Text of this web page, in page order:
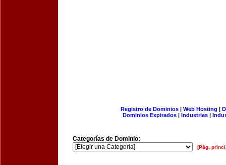
Registro de Dominios| Web Hosting |
Dominios Expirados | Industrias |
Categorías de Dominio:
[Pág.